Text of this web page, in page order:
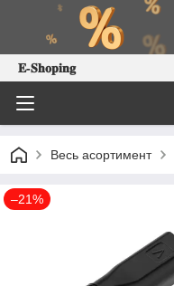
𝐄-𝐒𝐡𝐨𝐩𝐢𝐧𝐠
Весь асортимент
–21%